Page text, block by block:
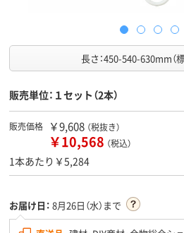
長さ：450-540-630mm（
販売単位：１セット（2本）
販売価格 ￥9,608 （税抜き）
￥10,568 （税込）
1本あたり￥5,284
お届け日： 8月26日（水）まで